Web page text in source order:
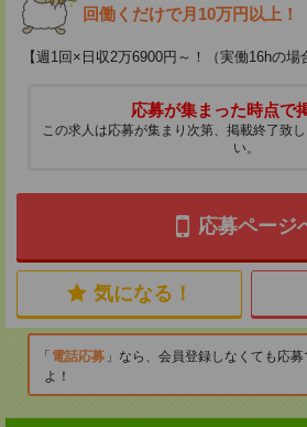
回働くだけで月10万円以上！
【週1回×日収2万6900円～！（実働16hの場
応募が集まった時点で
この求人は応募が集まり次第、掲載終了致
い。
応募ページ
気になる！
電話応募
なら、会員登録しなくても応募
よ！